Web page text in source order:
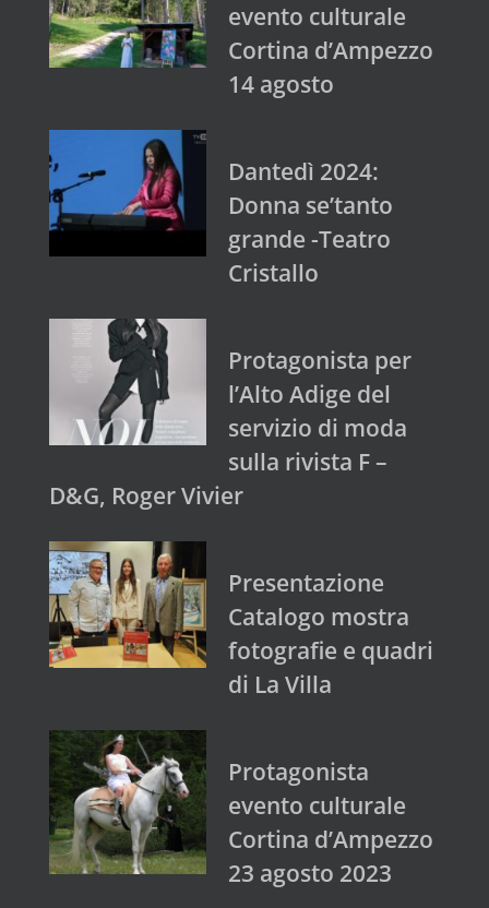
evento culturale
Cortina d’Ampezzo
14 agosto
Dantedì 2024:
Donna se’tanto
grande -Teatro
Cristallo
Protagonista per
l’Alto Adige del
servizio di moda
sulla rivista F –
D&G, Roger Vivier
Presentazione
Catalogo mostra
fotografie e quadri
di La Villa
Protagonista
evento culturale
Cortina d’Ampezzo
23 agosto 2023